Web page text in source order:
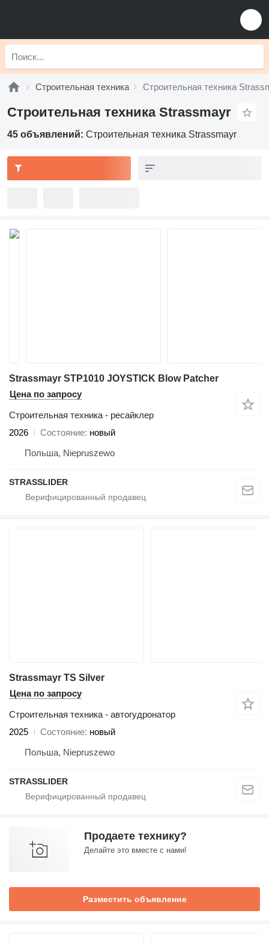
Строительная техника Строительная техника
Строительная техника Strassmayr
45 объявлений: Строительная техника Strassmayr
Strassmayr STP1010 JOYSTICK Blow Patcher
Цена по запросу
Строительная техника - ресайклер
2026
Состояние новый
Польша, Niepruszewo
STRASSLIDER
Strassmayr TS Silver
Цена по запросу
Строительная техника - автогудронатор
2025
Состояние новый
Польша, Niepruszewo
STRASSLIDER
Продаете технику?
Делайте это вместе с нами!
Разместить объявление